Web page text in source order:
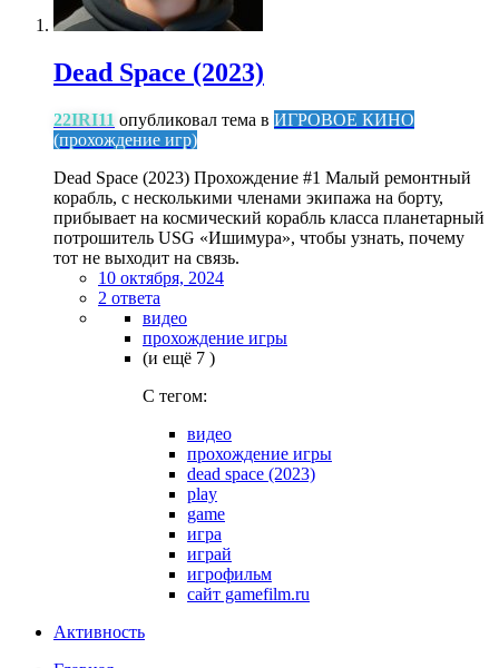
Dead Space (2023)
22IRI11 опубликовал тема в ИГРОВОЕ КИНО
(прохождение игр)
Dead Space (2023) Прохождение #1 Малый ремонтный
корабль, с несколькими членами экипажа на борту,
прибывает на космический корабль класса планетарный
потрошитель USG «Ишимура», чтобы узнать, почему
тот не выходит на связь.
10 октября, 2024
2 ответа
видео
прохождение игры
(и ещё 7 )
C тегом:
видео
прохождение игры
dead space (2023)
play
game
игра
играй
игрофильм
сайт gamefilm.ru
Активность